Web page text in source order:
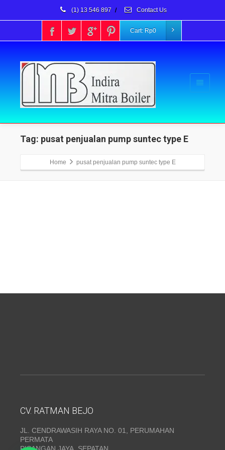
(1) 13 546 897 / Contact Us
Cart: Rp0
Tag: pusat penjualan pump suntec type E
Home pusat penjualan pump suntec type E
CV. RATMAN BEJO
JL. CENDRAWASIH RAYA NO. 01, PERUMAHAN
PERMATA